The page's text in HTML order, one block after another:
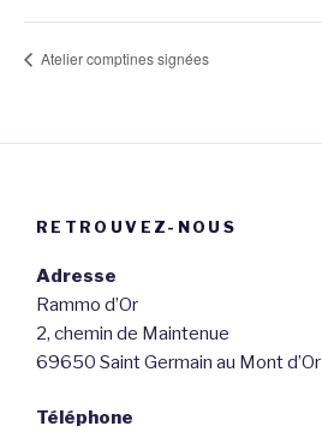
Atelier comptines signées
RETROUVEZ-NOUS
Adresse
Rammo d’Or
2, chemin de Maintenue
69650 Saint Germain au Mont d’Or
Téléphone